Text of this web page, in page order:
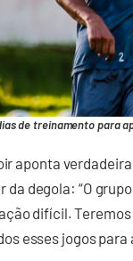
de treinamento para
aponta
degola: “O
difícil.
esses jogos